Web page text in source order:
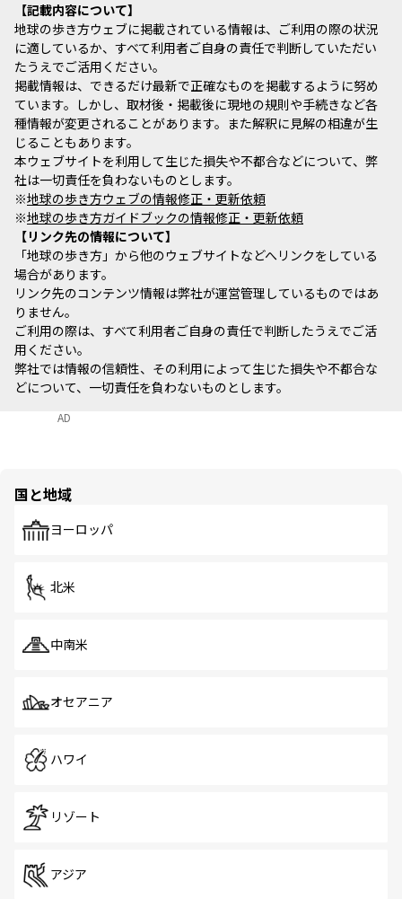
記載内容について
地球の歩き方ウェブに掲載されている情報は、ご利用の際の状況
に適しているか、すべて利用者ご自身の責任で判断していただい
たうえでご活用ください。
掲載情報は、できるだけ最新で正確なものを掲載するように努め
ています。しかし、取材後・掲載後に現地の規則や手続きなど各
種情報が変更されることがあります。また解釈に見解の相違が生
じることもあります。
本ウェブサイトを利用して生じた損失や不都合などについて、弊
社は一切責任を負わないものとします。
※地球の歩き方ウェブの情報修正・更新依頼
※地球の歩き方ガイドブックの情報修正・更新依頼
リンク先の情報について
「地球の歩き方」から他のウェブサイトなどへリンクをしている
場合があります。
リンク先のコンテンツ情報は弊社が運営管理しているものではあ
りません。
ご利用の際は、すべて利用者ご自身の責任で判断したうえでご活
用ください。
弊社では情報の信頼性、その利用によって生じた損失や不都合な
どについて、一切責任を負わないものとします。
AD
国と地域
ヨーロッパ
北米
中南米
オセアニア
ハワイ
リゾート
アジア